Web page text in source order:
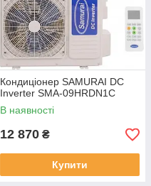
Кондиціонер SAMURAI DC
Inverter SMA-09HRDN1C
В наявності
12 870 ₴
Купити